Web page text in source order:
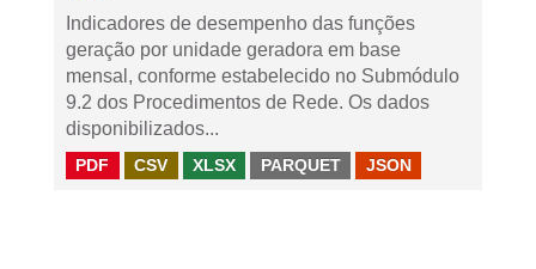
Indicadores de desempenho das funções
geração por unidade geradora em base
mensal, conforme estabelecido no Submódulo
9.2 dos Procedimentos de Rede. Os dados
disponibilizados...
PDF CSV XLSX PARQUET JSON